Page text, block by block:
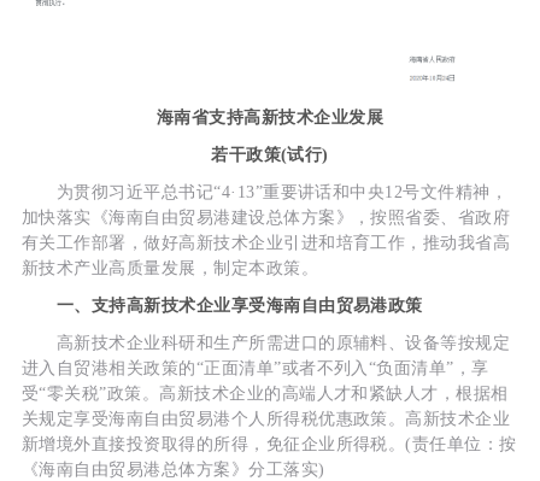
海南省支持高新技术企业发展
若干政策(试行)
为贯彻习近平总书记“4·13”重要讲话和中央12号文件精神，
加快落实《海南自由贸易港建设总体方案》，按照省委、省政府
有关工作部署，做好高新技术企业引进和培育工作，推动我省高
新技术产业高质量发展，制定本政策。
一、支持高新技术企业享受海南自由贸易港政策
高新技术企业科研和生产所需进口的原辅料、设备等按规定
进入自贸港相关政策的“正面清单”或者不列入“负面清单”，享
受“零关税”政策。高新技术企业的高端人才和紧缺人才，根据相
关规定享受海南自由贸易港个人所得税优惠政策。高新技术企业
新增境外直接投资取得的所得，免征企业所得税。(责任单位：按
《海南自由贸易港总体方案》分工落实)